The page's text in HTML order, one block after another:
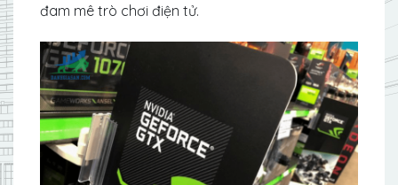
đam mê trò chơi điện tử.